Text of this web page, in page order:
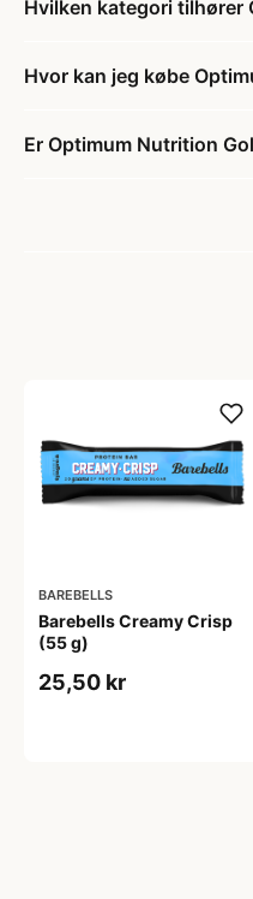
Hvilken kategori tilhører
Hvor kan jeg købe
Er Optimum Nutrition
BAREBELLS
Barebells Creamy Crisp
(55 g)
25,50 kr